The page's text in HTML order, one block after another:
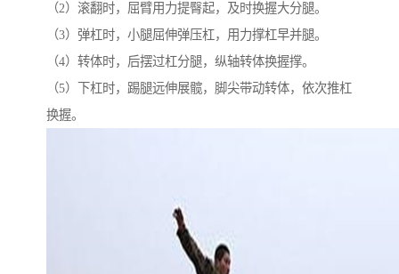
（2）滚翻时，屈臂用力提臀起，及时换握大分腿。
（3）弹杠时，小腿屈伸弹压杠，用力撑杠早并腿。
（4）转体时，后摆过杠分腿，纵轴转体换握撑。
（5）下杠时，踢腿远伸展髋，脚尖带动转体，依次推杠
换握。